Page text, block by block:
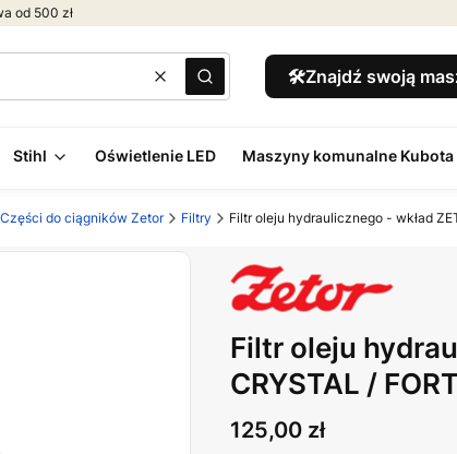
od 500 zł
WyczyśćSzukaj 🛠️Znajdź swoją
Stihl Oświetlenie LED Maszyny komunalne Kubota
Części do ciągników Zetor Filtry Filtr oleju hydraulicznego - wkład
Filtr oleju
CRYSTAL /
Cena
125,00 zł